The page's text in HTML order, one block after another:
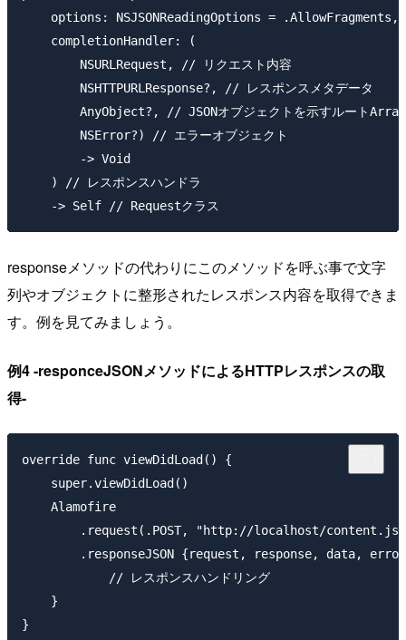
options: NSJSONReadingOptions = .AllowFragments,
    completionHandler: (
        NSURLRequest, // リクエスト内容
        NSHTTPURLResponse?, // レスポンスメタデータ
AnyObject?, // JSONオブジェクトを示すルート
        NSError?) // エラーオブジェクト
        -> Void
    ) // レスポンスハンドラ
responseメソッドの代わりにこのメソッドを呼ぶ事で文字
列やオブジェクトに整形されたレスポンス内容を取得できま
す。例を見てみましょう。
例4 -responceJSONメソッドによるHTTPレスポンスの取
得-
override func viewDidLoad() {
    super.viewDidLoad()
    Alamofire
.request(.POST, "http://localhost/
.responseJSON {request, response, data,
            // レスポンスハンドリング
    }